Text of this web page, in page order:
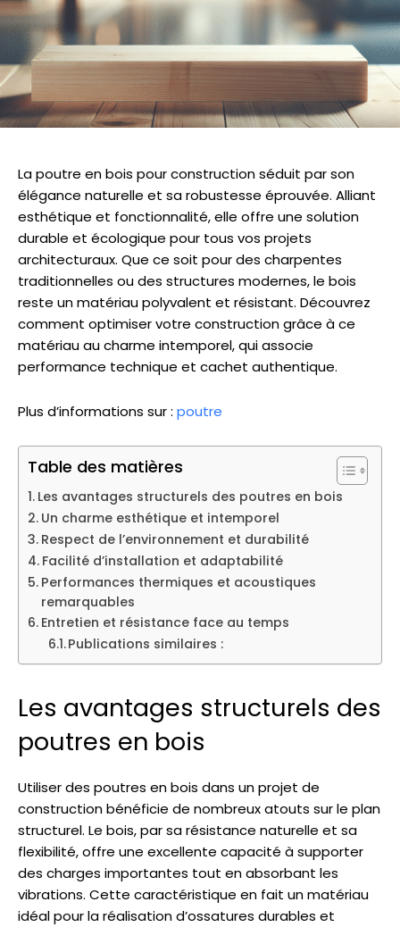
La poutre en bois pour construction séduit par son
élégance naturelle et sa robustesse éprouvée. Alliant
esthétique et fonctionnalité, elle offre une solution
durable et écologique pour tous vos projets
architecturaux. Que ce soit pour des charpentes
traditionnelles ou des structures modernes, le bois
reste un matériau polyvalent et résistant. Découvrez
comment optimiser votre construction grâce à ce
matériau au charme intemporel, qui associe
performance technique et cachet authentique.
Plus d’informations sur : poutre
Table des matières
Les avantages structurels des poutres en bois
Un charme esthétique et intemporel
Respect de l’environnement et durabilité
Facilité d’installation et adaptabilité
Performances thermiques et acoustiques
remarquables
Entretien et résistance face au temps
Publications similaires :
Les avantages structurels des
poutres en bois
Utiliser des poutres en bois dans un projet de
construction bénéficie de nombreux atouts sur le plan
structurel. Le bois, par sa résistance naturelle et sa
flexibilité, offre une excellente capacité à supporter
des charges importantes tout en absorbant les
vibrations. Cette caractéristique en fait un matériau
idéal pour la réalisation d’ossatures durables et